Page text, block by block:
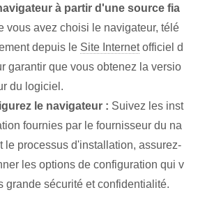
à partir d'une source fia
vous avez choisi le navigateur, télé
depuis le Site Internetofficiel d
garantir que vous obtenez la versio
du logiciel.
le navigateur : Suivez les inst
fournies par le fournisseur du na
le processus d'installation, assurez-
les options de configuration qui v
grande sécurité et confidentialité.